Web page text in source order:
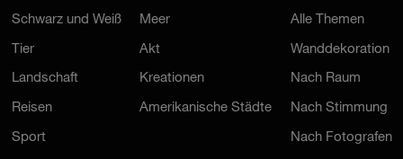
Schwarz und Weiß
Tier
Landschaft
Reisen
Sport
Meer
Akt
Kreationen
Amerikanische Städte
Alle Themen
Wanddekoration
Nach Raum
Nach Stimmung
Nach Fotografen